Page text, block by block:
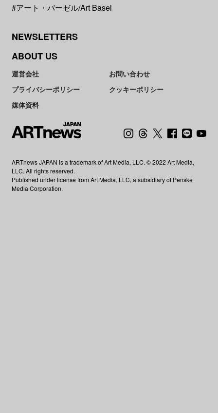
#アート・バーゼル/Art Basel
NEWSLETTERS
ABOUT US
運営会社
お問い合わせ
プライバシーポリシー
クッキーポリシー
媒体資料
ARTnews JAPAN is a trademark of Art Media, LLC. © 2022 Art Media,
LLC. All rights reserved.
Published under license from Art Media, LLC, a subsidiary of Penske
Media Corporation.